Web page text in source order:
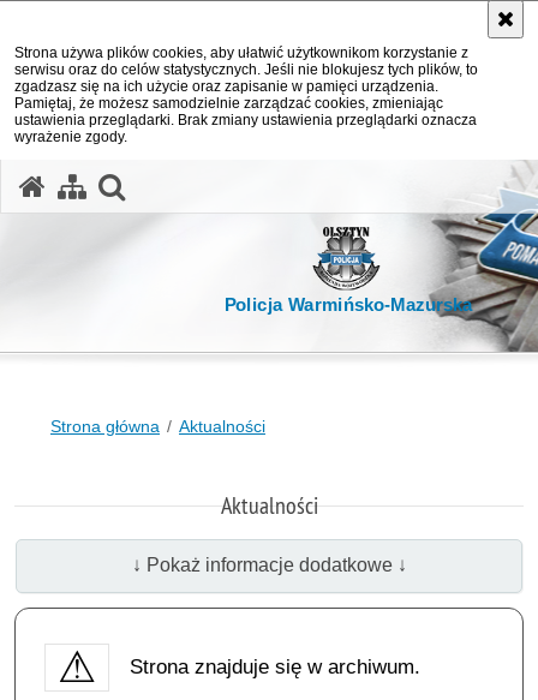
Strona używa plików cookies, aby ułatwić użytkownikom korzystanie z
serwisu oraz do celów statystycznych. Jeśli nie blokujesz tych plików, to
zgadzasz się na ich użycie oraz zapisanie w pamięci urządzenia.
Pamiętaj, że możesz samodzielnie zarządzać cookies, zmieniając
ustawienia przeglądarki. Brak zmiany ustawienia przeglądarki oznacza
wyrażenie zgody.
Policja Warmińsko-Mazurska
Strona główna Aktualności
Aktualności
↓ Pokaż informacje dodatkowe ↓
Strona znajduje się w archiwum.